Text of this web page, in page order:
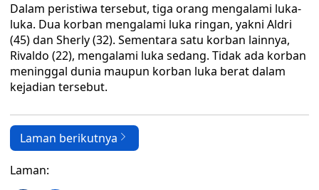
Dalam peristiwa tersebut, tiga orang mengalami luka-
luka. Dua korban mengalami luka ringan, yakni Aldri
(45) dan Sherly (32). Sementara satu korban lainnya,
Rivaldo (22), mengalami luka sedang. Tidak ada korban
meninggal dunia maupun korban luka berat dalam
kejadian tersebut.
Laman berikutnya
Laman: